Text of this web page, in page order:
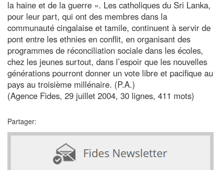
la haine et de la guerre ». Les catholiques du Sri Lanka,
pour leur part, qui ont des membres dans la
communauté cingalaise et tamile, continuent à servir de
pont entre les ethnies en conflit, en organisant des
programmes de réconciliation sociale dans les écoles,
chez les jeunes surtout, dans l’espoir que les nouvelles
générations pourront donner un vote libre et pacifique au
pays au troisième millénaire. (P.A.)
(Agence Fides, 29 juillet 2004, 30 lignes, 411 mots)
Partager: